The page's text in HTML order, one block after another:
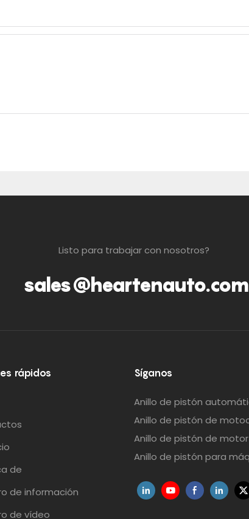
Listo para trabajar con nosotros?
sales@heartenauto.com
rápidos
de
de información
de vídeo
Síganos
Anillo de pistón
Anillo de pistón de
Anillo de pistón de
Anillo de pistón para